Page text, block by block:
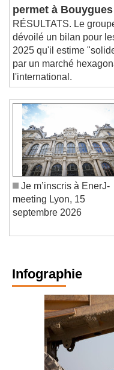
permet à
RÉSULTATS. Le
dévoilé un bilan pour
2025 qu'il estime
par un marché
l'international.
Je m’inscris à EnerJ-
meeting Lyon, 15
Infographie